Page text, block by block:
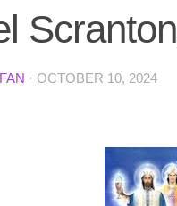
· OCTOBER 10, 2024